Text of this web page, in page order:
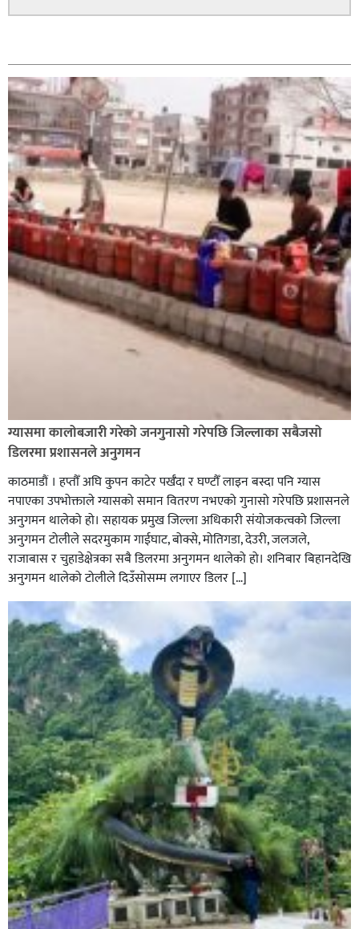
नेवार सेवा समिति घोराहीद्वारा एक महिने नेवारी बाजा तथा नृत्य
प्रशिक्षण सुरु,
शिक्षालाई उत्पादन, समृद्धि एवं सृजनशीलतासँग जोड्ने घोराही
बनाऔँ अभियानमा मेरो पनि साथ कमल ओली
सल्यानमा शिकार खेल्ने क्रममा बन्दुकबाट गोली चल्दा १ जनाको
मृत्यु सँगै शिकार खेल्न गएका ६ जना पक्राउ,
ग्यासमा कालोबजारी गरेको जनगुनासो गरेपछि जिल्लाका सबैजसो
डिलरमा प्रशासनले अनुगमन
काठमाडौं । हप्तौँ अघि कुपन काटेर पर्खँदा र घण्टौँ लाइन बस्दा पनि ग्यास
नपाएका उपभोक्ताले ग्यासको समान वितरण नभएको गुनासो गरेपछि प्रशासनले
अनुगमन थालेको हो। सहायक प्रमुख जिल्ला अधिकारी संयोजकत्वको जिल्ला
अनुगमन टोलीले सदरमुकाम गाईघाट, बोक्से, मोतिगडा, देउरी, जलजले,
राजाबास र चुहाडेक्षेत्रका सबै डिलरमा अनुगमन थालेको हो। शनिबार बिहानदेखि
अनुगमन थालेको टोलीले दिउँसोसम्म लगाएर डिलर […]